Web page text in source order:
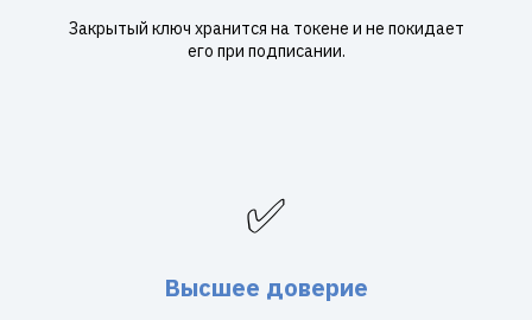
Закрытый ключ хранится на токене и не покидает
его при подписании.
✅
Высшее доверие